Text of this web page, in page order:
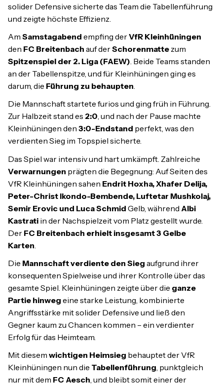
solider Defensive sicherte das Team die Tabellenführung
und zeigte höchste Effizienz.
Am Samstagabend empfing derVfR Kleinhüningen
den FC Breitenbach auf derSchorenmatte zum
Spitzenspiel der 2. Liga (FAEW). Beide Teams standen
an der Tabellenspitze, und für Kleinhüningen ging es
darum, die Führung zu behaupten.
Die Mannschaft startete furios und ging früh in Führung.
Zur Halbzeit stand es 2:0, und nach der Pause machte
Kleinhüningen den 3:0-Endstand perfekt, was den
verdienten Sieg im Topspiel sicherte.
Das Spiel war intensiv und hart umkämpft. Zahlreiche
Verwarnungen prägten die Begegnung: Auf Seiten des
VfR Kleinhüningen sahen Endrit Hoxha, Xhafer Delija,
Peter-Christ Ikondo-Bembende, Luftetar Mushkolaj,
Semir Erovic und Luca Schmid Gelb, während Albi
Kastrati in der Nachspielzeit vom Platz gestellt wurde.
Der FC Breitenbach erhielt insgesamt 3 Gelbe
Karten
Die Mannschaft verdiente den Sieg aufgrund ihrer
konsequenten Spielweise und ihrer Kontrolle über das
gesamte Spiel. Kleinhüningen zeigte über die ganze
Partie hinweg eine starke Leistung, kombinierte
Angriffsstärke mit solider Defensive und ließ den
Gegner kaum zu Chancen kommen – ein verdienter
Erfolg für das Heimteam.
Mit diesem wichtigen Heimsieg behauptet der VfR
Kleinhüningen nun die Tabellenführung , punktgleich
nur mit dem FC Aesch , und bleibt somit einer der